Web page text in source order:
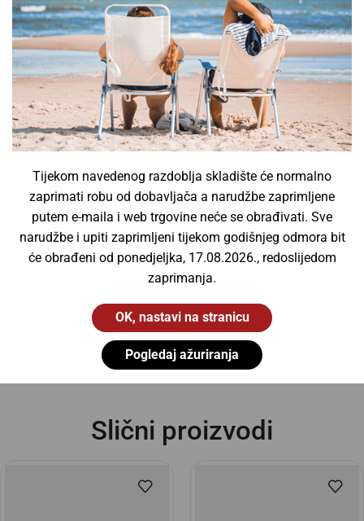
Tijekom navedenog razdoblja skladište će normalno
zaprimati robu od dobavljača a narudžbe zaprimljene
putem e-maila i web trgovine neće se obrađivati. Sve
narudžbe i upiti zaprimljeni tijekom godišnjeg odmora bit
će obrađeni od ponedjeljka, 17.08.2026., redoslijedom
zaprimanja.
OK, nastavi na stranicu
Pogledaj ažuriranja
Sigurnosne svjetiljke (8)
Solarne svjetiljke
Svjetiljke specijalne namjene (0)
Tračne svjetiljke (0)
Ulične svjetiljke (0)
Vanjske svjetiljke (6)
Žarulje (0)
InfraRed žarulje (0)
UV žarulje (0)
Žarulje za projektore (0)
Slični proizvodi